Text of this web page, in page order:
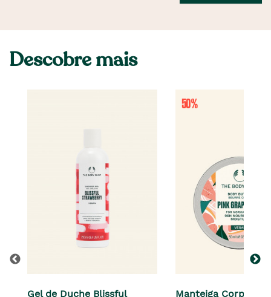
Descobre mais
Gel de Duche Blissful Manteiga Corporal